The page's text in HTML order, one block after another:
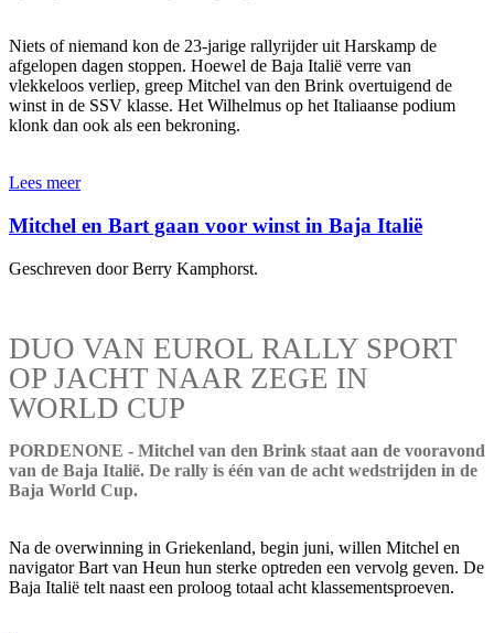
Niets of niemand kon de 23-jarige rallyrijder uit Harskamp de
afgelopen dagen stoppen. Hoewel de Baja Italië verre van
vlekkeloos verliep, greep Mitchel van den Brink overtuigend de
winst in de SSV klasse. Het Wilhelmus op het Italiaanse podium
klonk dan ook als een bekroning.
Lees meer
Mitchel en Bart gaan voor winst in Baja Italië
Geschreven door Berry Kamphorst.
DUO VAN EUROL RALLY SPORT
OP JACHT NAAR ZEGE IN
WORLD CUP
PORDENONE - Mitchel van den Brink staat aan de vooravond
van de Baja Italië. De rally is één van de acht wedstrijden in de
Baja World Cup.
Na de overwinning in Griekenland, begin juni, willen Mitchel en
navigator Bart van Heun hun sterke optreden een vervolg geven. De
Baja Italië telt naast een proloog totaal acht klassementsproeven.